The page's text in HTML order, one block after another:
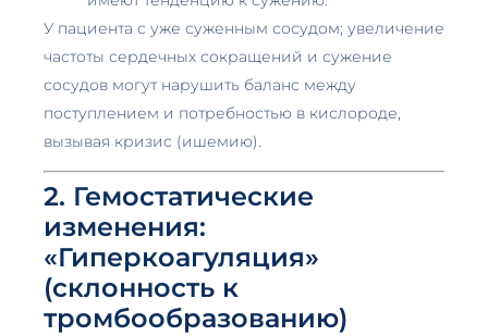
У пациента с уже суженным сосудом; увеличение
частоты сердечных сокращений и сужение
сосудов могут нарушить баланс между
поступлением и потребностью в кислороде,
вызывая кризис (ишемию).
2. Гемостатические
изменения:
«Гиперкоагуляция»
(склонность к
тромбообразованию)